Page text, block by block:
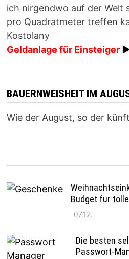
ich nirgendwo auf der Welt
pro Quadrat­meter treffen
Kostolany
Geldanlage für Einsteiger
BAUERNWEISHEIT IM
Wie der August, so der
Budget für
07.12.
Die besten
Passwort-